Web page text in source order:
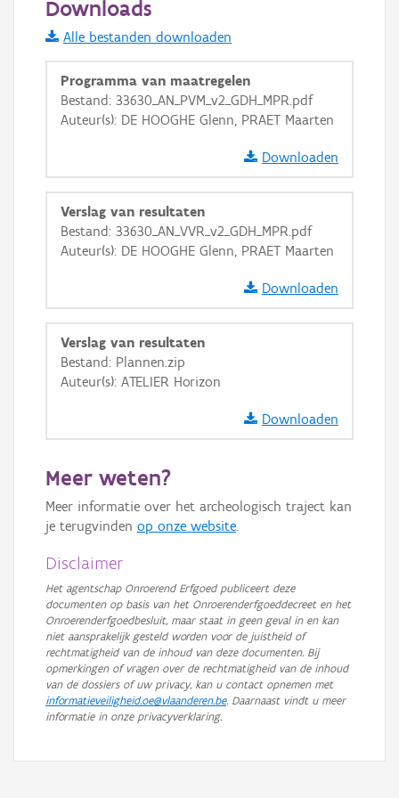
Informatie Vlaanderen
i
+ −
Basis Lagen
Ortho
GRB-Basiskaart
GRB-Basiskaart in grijswaarden
Downloads
Alle bestanden downloaden
Programma van maatregelen
Bestand: 33630_AN_PVM_v2_GDH_MPR.pdf
Auteur(s): DE HOOGHE Glenn, PRAET Maarten
Downloaden
Verslag van resultaten
Bestand: 33630_AN_VVR_v2_GDH_MPR.pdf
Auteur(s): DE HOOGHE Glenn, PRAET Maarten
Downloaden
Verslag van resultaten
Bestand: Plannen.zip
Auteur(s): ATELIER Horizon
Downloaden
Meer weten?
Meer informatie over het archeologisch traject kan
je terugvinden op onze website.
Disclaimer
Het agentschap Onroerend Erfgoed publiceert deze
documenten op basis van het Onroerenderfgoeddecreet en het
Onroerenderfgoedbesluit, maar staat in geen geval in en kan
niet aansprakelijk gesteld worden voor de juistheid of
rechtmatigheid van de inhoud van deze documenten. Bij
opmerkingen of vragen over de rechtmatigheid van de inhoud
van de dossiers of uw privacy, kan u contact opnemen met
informatieveiligheid.oe@vlaanderen.be. Daarnaast vindt u meer
informatie in onze privacyverklaring.